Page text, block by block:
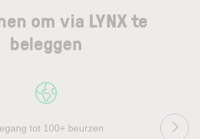
om via LYNX te
beleggen
tot 100+ beurzen